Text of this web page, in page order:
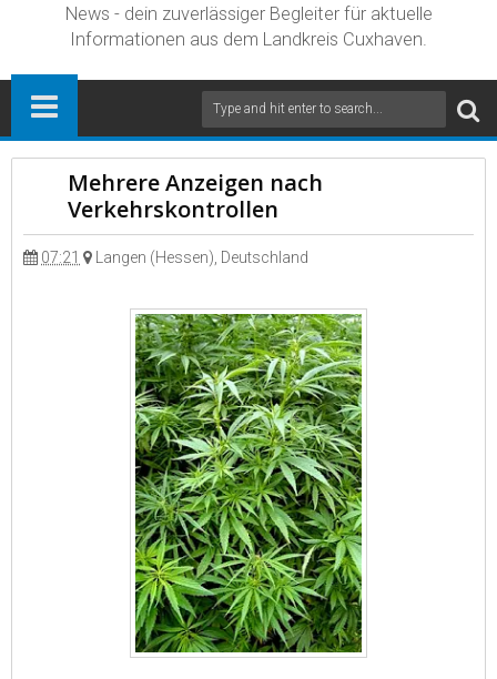
News - dein zuverlässiger Begleiter für aktuelle
Informationen aus dem Landkreis Cuxhaven.
Mehrere Anzeigen nach
Verkehrskontrollen
07:21 Langen (Hessen), Deutschland